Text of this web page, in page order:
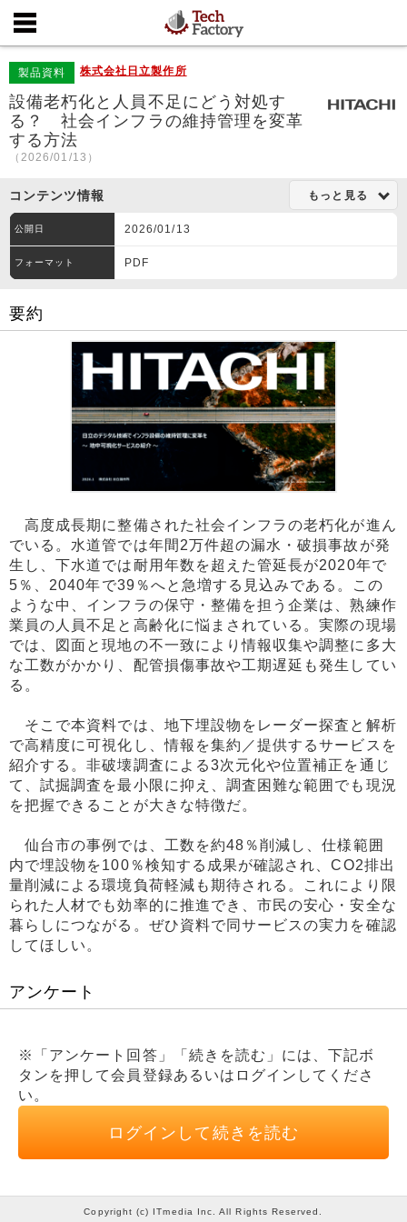
製品資料 株式会社日立製作所
設備老朽化と人員不足にどう対処す
る？ 社会インフラの維持管理を変革
する方法
（2026/01/13）
コンテンツ情報 もっと見る
公開日 2026/01/13
フォーマット PDF
要約
高度成長期に整備された社会インフラの老朽化が進ん
でいる。水道管では年間2万件超の漏水・破損事故が発
生し、下水道では耐用年数を超えた管延長が2020年で
5％、2040年で39％へと急増する見込みである。この
ような中、インフラの保守・整備を担う企業は、熟練作
業員の人員不足と高齢化に悩まされている。実際の現場
では、図面と現地の不一致により情報収集や調整に多大
な工数がかかり、配管損傷事故や工期遅延も発生してい
る。
そこで本資料では、地下埋設物をレーダー探査と解析
で高精度に可視化し、情報を集約／提供するサービスを
紹介する。非破壊調査による3次元化や位置補正を通じ
て、試掘調査を最小限に抑え、調査困難な範囲でも現況
を把握できることが大きな特徴だ。
仙台市の事例では、工数を約48％削減し、仕様範囲
内で埋設物を100％検知する成果が確認され、CO2排出
量削減による環境負荷軽減も期待される。これにより限
られた人材でも効率的に推進でき、市民の安心・安全な
暮らしにつながる。ぜひ資料で同サービスの実力を確認
してほしい。
アンケート
※「アンケート回答」「続きを読む」には、下記ボ
タンを押して会員登録あるいはログインしてくださ
い。
ログインして続きを読む
Copyright (c) ITmedia Inc. All Rights Reserved.